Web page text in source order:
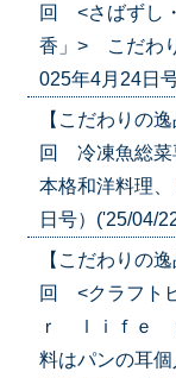
回 <さばずし
香」> こだわ
025年4月24日
【こだわりの
回 冷凍魚総菜
本格和洋料理
日号）('25/04/
【こだわりの
回 <クラフト
ｒ ｌｉｆｅ
料はパンの耳